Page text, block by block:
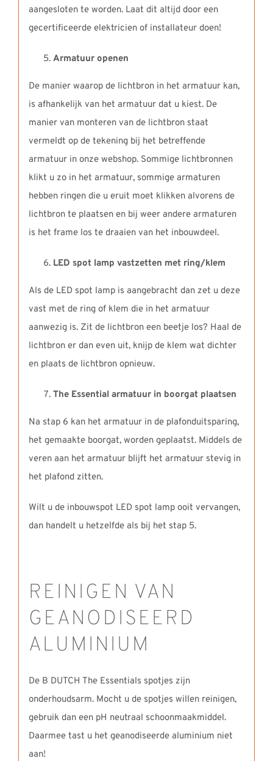
aangesloten te worden. Laat dit altijd door een
gecertificeerde elektricien of installateur doen!
Armatuur openen
De manier waarop de lichtbron in het armatuur kan,
is afhankelijk van het armatuur dat u kiest. De
manier van monteren van de lichtbron staat
vermeldt op de tekening bij het betreffende
armatuur in onze webshop. Sommige lichtbronnen
klikt u zo in het armatuur, sommige armaturen
hebben ringen die u eruit moet klikken alvorens de
lichtbron te plaatsen en bij weer andere armaturen
is het frame los te draaien van het inbouwdeel.
LED spot lamp vastzetten met ring/klem
Als de LED spot lamp is aangebracht dan zet u deze
vast met de ring of klem die in het armatuur
aanwezig is. Zit de lichtbron een beetje los? Haal de
lichtbron er dan even uit, knijp de klem wat dichter
en plaats de lichtbron opnieuw.
The Essential armatuur in boorgat plaatsen
Na stap 6 kan het armatuur in de plafonduitsparing,
het gemaakte boorgat, worden geplaatst. Middels de
veren aan het armatuur blijft het armatuur stevig in
het plafond zitten.
Wilt u de inbouwspot LED spot lamp ooit vervangen,
dan handelt u hetzelfde als bij het stap 5.
REINIGEN VAN
GEANODISEERD
ALUMINIUM
De B DUTCH The Essentials spotjes zijn
onderhoudsarm. Mocht u de spotjes willen reinigen,
gebruik dan een pH neutraal schoonmaakmiddel.
Daarmee tast u het geanodiseerde aluminium niet
aan!